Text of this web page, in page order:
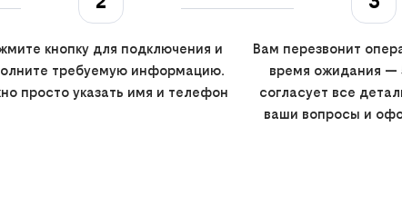
кнопку для подключения и
требуемую информацию.
просто указать имя и телефон
Вам перезвонит
время ожидания —
согласует все
ваши вопросы и